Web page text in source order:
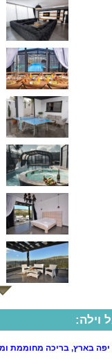
וילה:
יפה בארץ, בריכה מחוממת